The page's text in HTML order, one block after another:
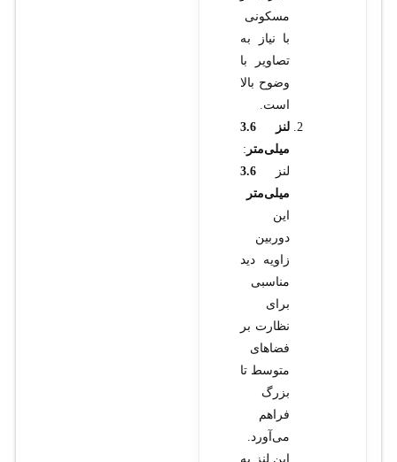
مسکونی
با نیاز به
تصاویر با
وضوح بالا
است.
لنز 3.6
میلی‌متر :
لنز 3.6
میلی‌متر
این
دوربین
زاویه دید
مناسبی
برای
نظارت بر
فضاهای
متوسط تا
بزرگ
فراهم
می‌آورد.
این لنز به